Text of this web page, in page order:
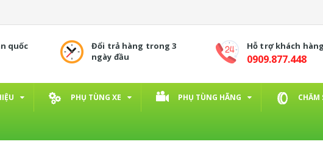
quốc
Đổi trả hàng trong 3
ngày đầu
Hỗ trợ khách
0909.877.448
PHỤ TÙNG XE PHỤ TÙNG HÃNG CHĂM